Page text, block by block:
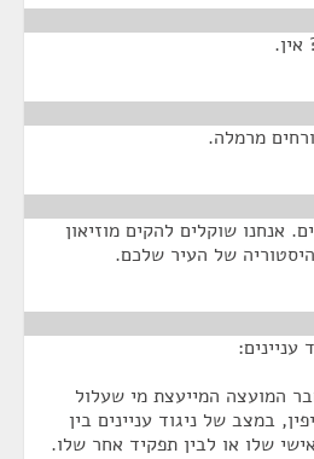
מרמלה.
אנחנו שוקלים להקים מוזיאון
של העיר שלכם.
המועצה המייעצת מי שעלול
במצב של ניגוד עניינים בין
שלו או לבין תפקיד אחר שלו.